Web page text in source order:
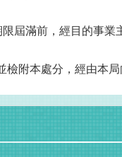
屆滿前，經目的事
附本處分，經由本局